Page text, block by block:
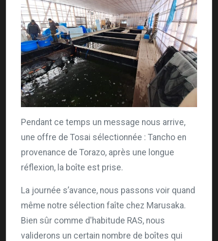
Pendant ce temps un message nous arrive,
une offre de Tosai sélectionnée : Tancho en
provenance de Torazo, après une longue
réflexion, la boîte est prise.
La journée s’avance, nous passons voir quand
même notre sélection faîte chez Marusaka.
Bien sûr comme d'habitude RAS, nous
validerons un certain nombre de boîtes qui